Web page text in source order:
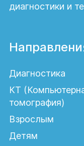
диагностики и
Диагностика
КТ
томография)
Взрослым
Детям